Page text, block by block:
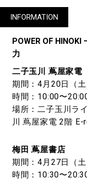
INFORMATION
POWER OF
力
二子玉川 蔦屋家電
期間：4月20日（土
時間：10:00〜
場所：二子玉川ラ
川 蔦屋家電 2階 E-
梅田 蔦屋書店
期間：4月27日（土
時間：10:30〜